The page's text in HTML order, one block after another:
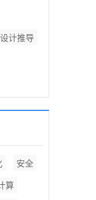
设计推导
安全
算